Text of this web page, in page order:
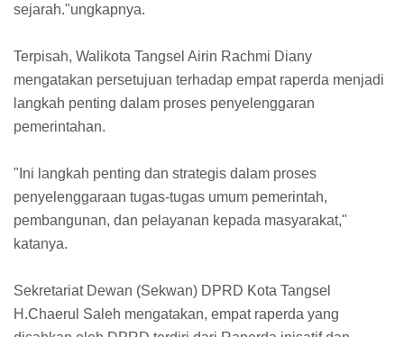
sejarah."ungkapnya.
Terpisah, Walikota Tangsel Airin Rachmi Diany
mengatakan persetujuan terhadap empat raperda menjadi
langkah penting dalam proses penyelenggaran
pemerintahan.
"Ini langkah penting dan strategis dalam proses
penyelenggaraan tugas-tugas umum pemerintah,
pembangunan, dan pelayanan kepada masyarakat,"
katanya.
Sekretariat Dewan (Sekwan) DPRD Kota Tangsel
H.Chaerul Saleh mengatakan, empat raperda yang